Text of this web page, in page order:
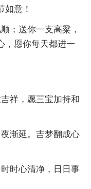
如意！
；送你一支高粱，
，愿你每天都进一
祥，愿三宝加持和
渐延。吉梦翻成心
时心清净，日日事